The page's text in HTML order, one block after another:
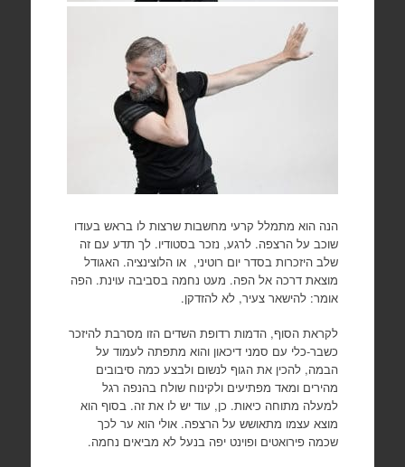
הנה הוא מתמלל קרעי מחשבות שרצות לו בראש בעודו
שוכב על הרצפה. לרגע, נזכר בסטודיו. לך תדע עם זה
שלב היזכרות בסדר יום רוטיני, או הלוצינציה. האגודל
מוצאת דרכה אל הפה. מעט נחמה בסביבה עוינת. הפה
אומר: להישאר צעיר, לא להזדקן.
לקראת הסוף, הדמות רדופת השדים הזו מסרבת להיזכר
כשבר-כלי עם סמני דיכאון והוא מתפתה לעמוד על
הבמה, להכין את הגוף לנשום ולבצע כמה סיבובים
מהירים ומאד מפתיעים ולקינוח שולח בהנפה רגל
למעלה מתוחה כיאות. כן, עוד יש לו את זה. בסוף הוא
מוצא עצמו מתאושש על הרצפה. אולי הוא ער לכך
שכמה פירואטים ופוינט יפה בנעל לא מביאים נחמה.